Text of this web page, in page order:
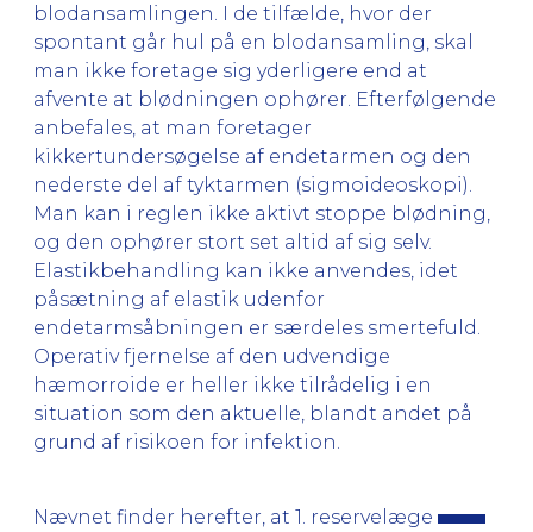
blodansamlingen. I de tilfælde, hvor der
spontant går hul på en blodansamling, skal
man ikke foretage sig yderligere end at
afvente at blødningen ophører. Efterfølgende
anbefales, at man foretager
kikkertundersøgelse af endetarmen og den
nederste del af tyktarmen (sigmoideoskopi).
Man kan i reglen ikke aktivt stoppe blødning,
og den ophører stort set altid af sig selv.
Elastikbehandling kan ikke anvendes, idet
påsætning af elastik udenfor
endetarmsåbningen er særdeles smertefuld.
Operativ fjernelse af den udvendige
hæmorroide er heller ikke tilrådelig i en
situation som den aktuelle, blandt andet på
grund af risikoen for infektion.
Nævnet finder herefter, at 1. reservelæge